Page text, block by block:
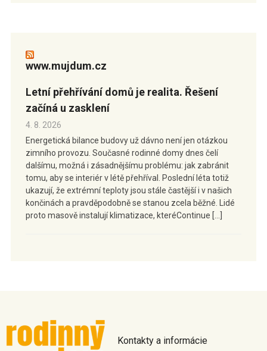
www.mujdum.cz
Letní přehřívání domů je realita. Řešení
začíná u zasklení
4. 8. 2026
Energetická bilance budovy už dávno není jen otázkou
zimního provozu. Současné rodinné domy dnes čelí
dalšímu, možná i zásadnějšímu problému: jak zabránit
tomu, aby se interiér v létě přehříval. Poslední léta totiž
ukazují, že extrémní teploty jsou stále častější i v našich
končinách a pravděpodobně se stanou zcela běžné. Lidé
proto masově instalují klimatizace, kteréContinue […]
Kontakty a informácie